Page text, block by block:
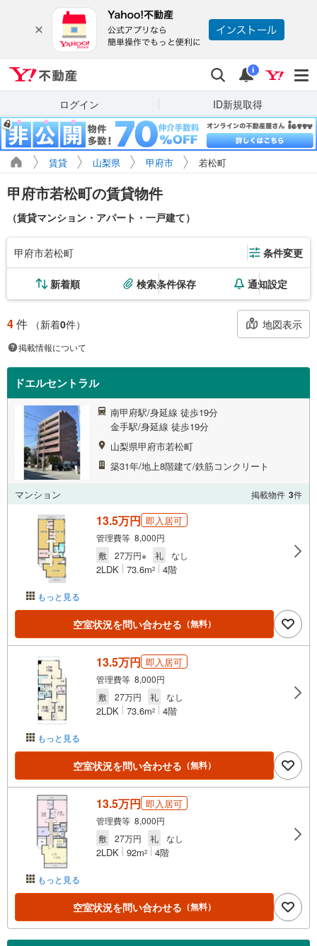
検索 通知
i
ログイン ID新規取得
賃貸 山梨県 甲府市 若松町
甲府市若松町の賃貸物件
（賃貸マンション・アパート・一戸建て）
甲府市若松町 条件変更
新着順 検索条件保存 通知設定
4件 （新着0件） 地図表示
掲載情報について
ドエルセントラル
南甲府駅/身延線 徒歩19分
金手駅/身延線 徒歩19分
山梨県甲府市若松町
築31年/地上8階建て/鉄筋コンクリート
マンション 掲載物件 3件
もっと見る
13.5万円 即入居可
管理費等 8,000円
敷
27万円※ 礼 なし
2LDK 73.6m2 4階
空室状況を問い合わせる （無料）
もっと見る
13.5万円 即入居可
管理費等 8,000円
敷
27万円 礼 なし
2LDK 73.6m2 4階
空室状況を問い合わせる （無料）
もっと見る
13.5万円 即入居可
管理費等 8,000円
敷
27万円 礼 なし
2LDK 92m2 4階
空室状況を問い合わせる （無料）